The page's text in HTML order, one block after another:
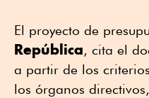
El proyecto de
República, cita el
a partir de los
los órganos